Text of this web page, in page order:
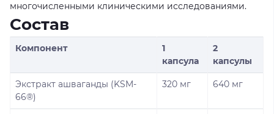
многочисленными клиническими исследованиями.
Состав
Компонент
1
капсула
2
капсулы
Экстракт ашваганды (KSM-
66®)
320 мг 640 мг